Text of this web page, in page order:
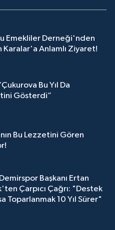
Emekliler Derneği'nden
Karalar'a Anlamlı Ziyaret!
Bu Yıl Da
Gösterdi”
Bu Lezzetini Gören
Başkanı Ertan
Çarpıcı Çağrı: "Destek
Toparlanmak 10 Yıl Sürer"